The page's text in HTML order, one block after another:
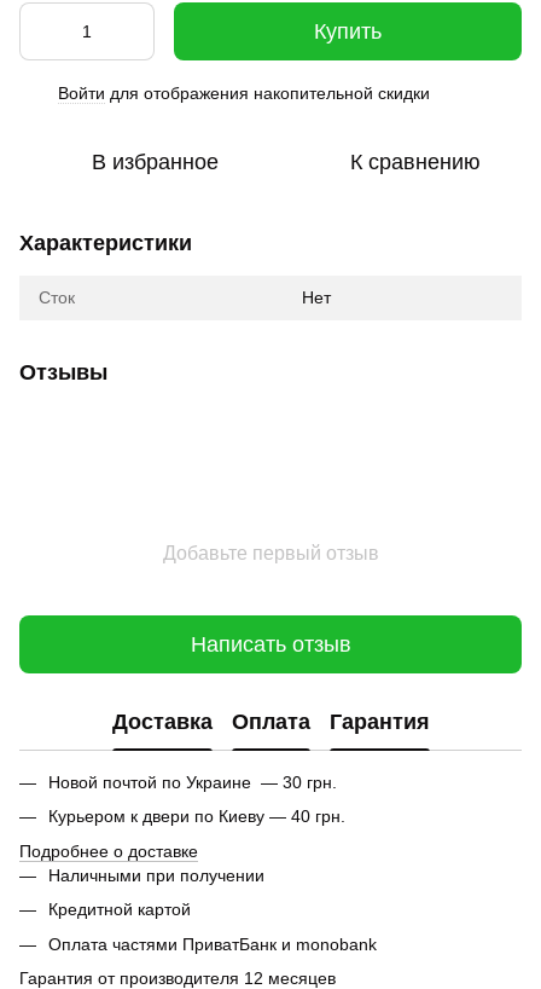
Купить
Войти для отображения накопительной скидки
В избранное К сравнению
Характеристики
Сток Нет
Отзывы
Добавьте первый отзыв
Написать отзыв
Доставка Оплата Гарантия
Новой почтой по Украине — 30 грн.
Курьером к двери по Киеву — 40 грн.
Подробнее о доставке
Наличными при получении
Кредитной картой
Оплата частями ПриватБанк и monobank
Гарантия от производителя 12 месяцев